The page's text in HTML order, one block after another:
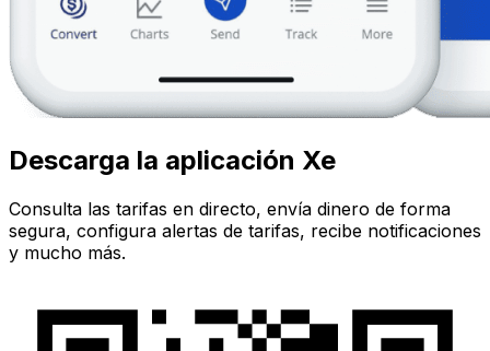
Descarga la aplicación Xe
Consulta las tarifas en directo, envía dinero de forma
segura, configura alertas de tarifas, recibe notificaciones
y mucho más.